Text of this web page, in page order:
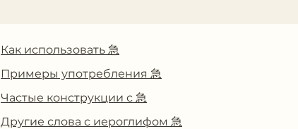
Как использовать 急
Примеры употребления 急
Частые конструкции с 急
Другие слова с иероглифом 急